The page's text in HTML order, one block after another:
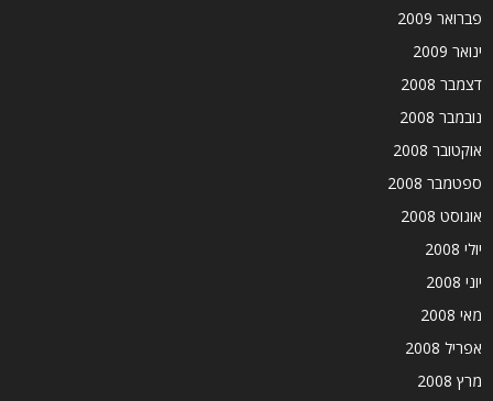
פברואר 2009
ינואר 2009
דצמבר 2008
נובמבר 2008
אוקטובר 2008
ספטמבר 2008
אוגוסט 2008
יולי 2008
יוני 2008
מאי 2008
אפריל 2008
מרץ 2008